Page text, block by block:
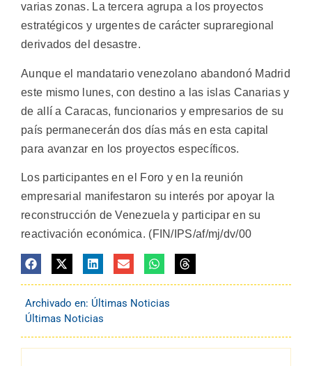
varias zonas. La tercera agrupa a los proyectos
estratégicos y urgentes de carácter supraregional
derivados del desastre.
Aunque el mandatario venezolano abandonó Madrid
este mismo lunes, con destino a las islas Canarias y
de allí a Caracas, funcionarios y empresarios de su
país permanecerán dos días más en esta capital
para avanzar en los proyectos específicos.
Los participantes en el Foro y en la reunión
empresarial manifestaron su interés por apoyar la
reconstrucción de Venezuela y participar en su
reactivación económica. (FIN/IPS/af/mj/dv/00
Archivado en: Últimas Noticias
Últimas Noticias